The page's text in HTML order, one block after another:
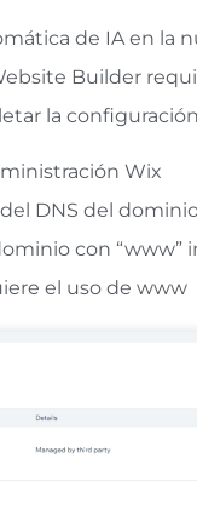
de IA en la
Builder
la
Wix
DNS del
con “www”
el uso de www